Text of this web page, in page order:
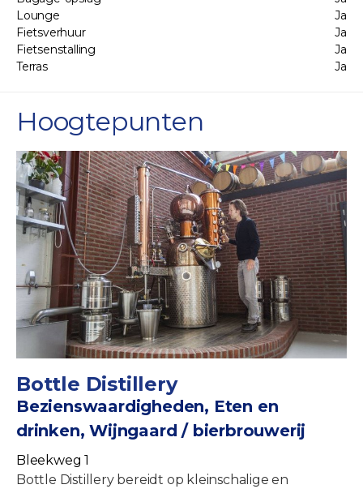
Lounge
Ja
Fietsverhuur
Ja
Fietsenstalling
Ja
Terras
Ja
Hoogtepunten
Bottle Distillery
Bezienswaardigheden, Eten en
drinken, Wijngaard / bierbrouwerij
Bleekweg 1
Bottle Distillery bereidt op kleinschalige en